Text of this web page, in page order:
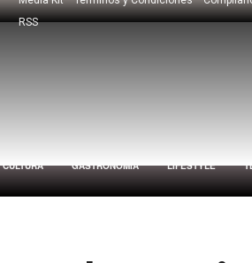
RSS
CULTURA GASTRONOMÍA LIFESTYLE